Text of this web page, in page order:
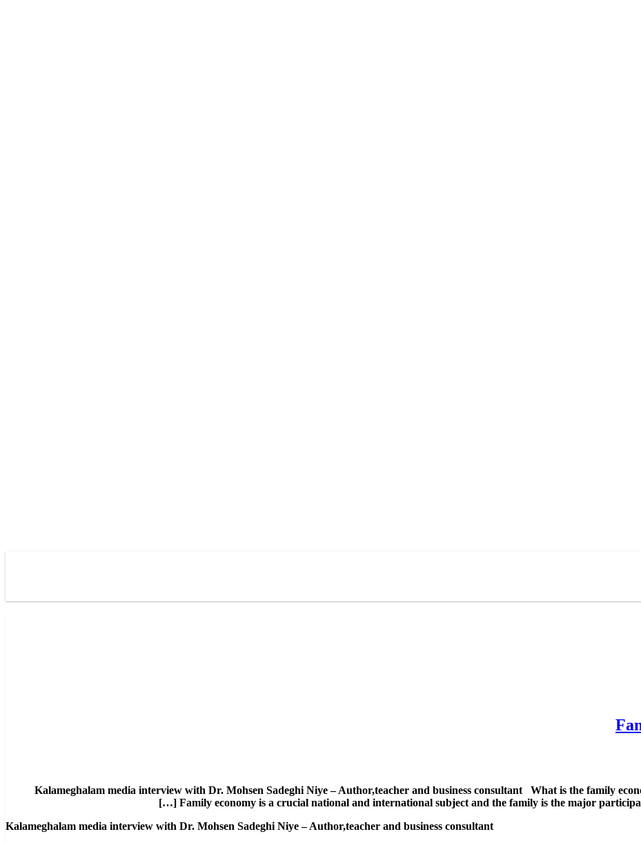
Kalameghalam media interview with Dr. Mohsen Sadeghi Niye – Author,teacher and business consultant What is the family
Family economy is a crucial national and international subject and the family is the major